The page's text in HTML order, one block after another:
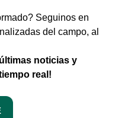
Seguinos en
del campo, al
noticias y
real!